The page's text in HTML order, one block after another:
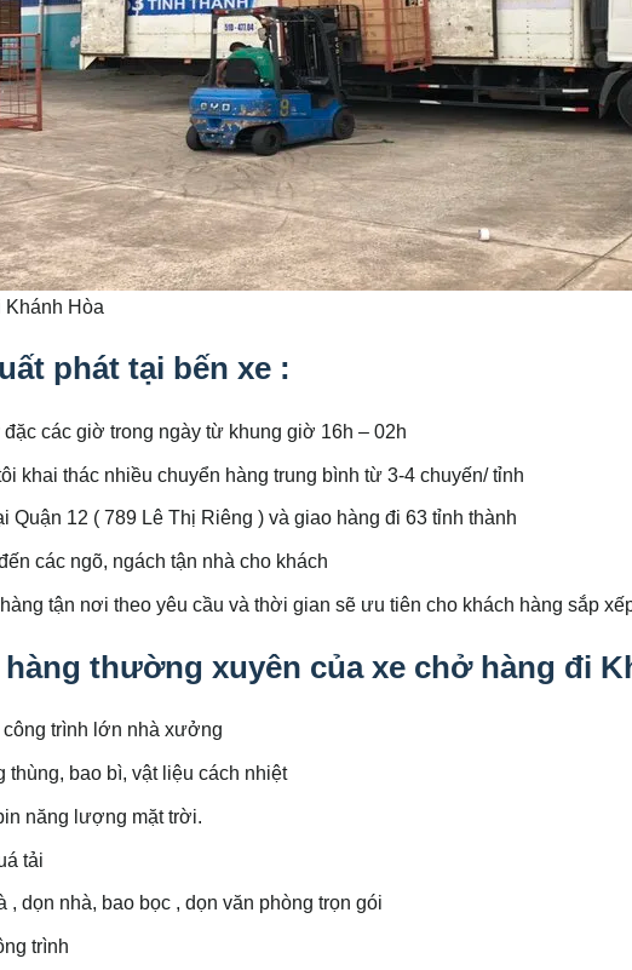
Khánh Hòa
phát tại bến xe :
các giờ trong ngày từ khung giờ 16h – 02h
khai thác nhiều chuyển hàng trung bình từ 3-4 chuyến/ tỉnh
Quận 12 ( 789 Lê Thị Riêng ) và giao hàng đi 63 tỉnh thành
các ngõ, ngách tận nhà cho khách
tận nơi theo yêu cầu và thời gian sẽ ưu tiên cho khách hàng sắp
thường xuyên của xe chở hàng đi
công trình lớn nhà xưởng
thùng, bao bì, vật liệu cách nhiệt
năng lượng mặt trời.
tải
, dọn nhà, bao bọc , dọn văn phòng trọn gói
trình